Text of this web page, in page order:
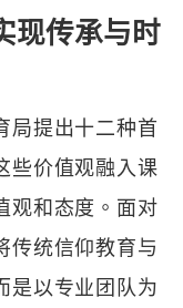
现传承与时
局提出十二种首
些价值观融入课
观和态度。面对
传统信仰教育与
是以专业团队为